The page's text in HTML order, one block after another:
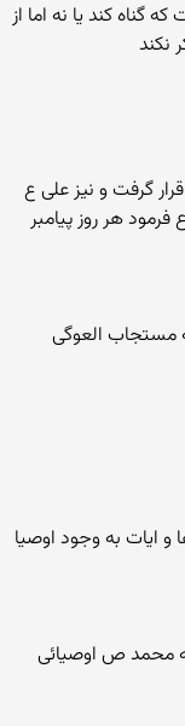
گناه کند یا نه اما از
نکند
گرفت و نیز علی ع
هر روز پیامبر
مستجاب العوگی
و ایات به وجود اوصیا
محمد ص اوصیائی